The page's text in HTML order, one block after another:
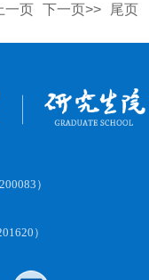
一页 下一页>> 尾页
）
）